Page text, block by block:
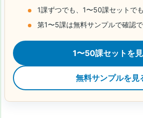
1課ずつでも、1〜50課セットで
第1〜5課は無料サンプルで確認
1〜50課セットを
無料サンプルを見